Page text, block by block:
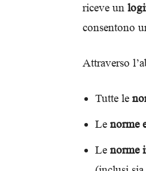
riceve un
consentono
Attraverso
Tutte le
Le norme
Le norme